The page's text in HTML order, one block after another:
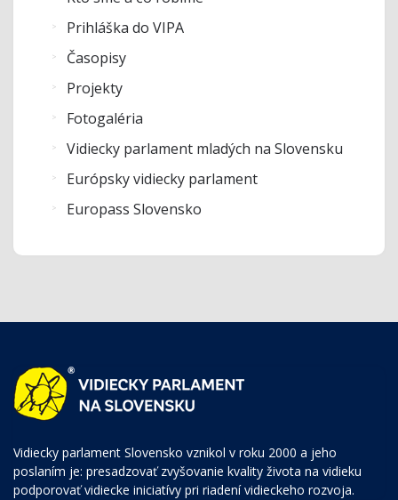
Prihláška do VIPA
Časopisy
Projekty
Fotogaléria
Vidiecky parlament mladých na Slovensku
Európsky vidiecky parlament
Europass Slovensko
Vidiecky parlament Slovensko vznikol v roku 2000 a jeho
poslaním je: presadzovať zvyšovanie kvality života na vidieku
podporovať vidiecke iniciatívy pri riadení vidieckeho rozvoja.